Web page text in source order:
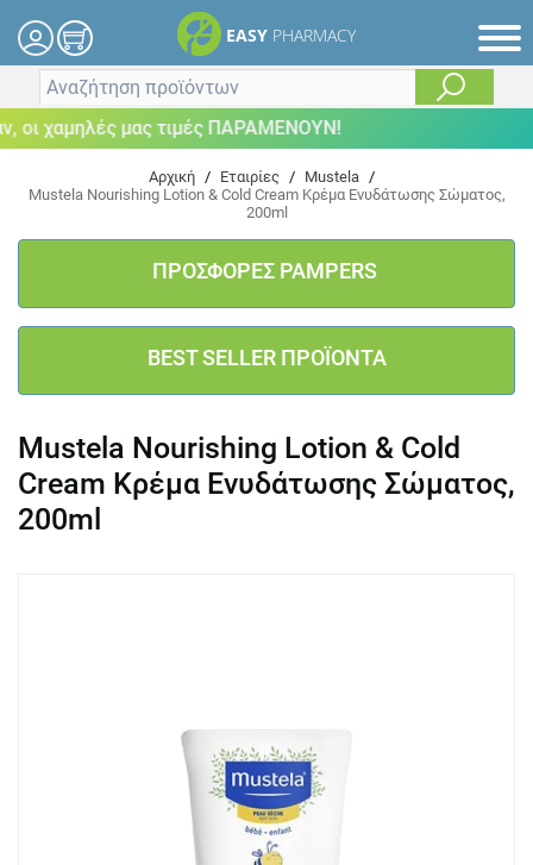
EASY PHARMACY
χαμηλές μας τιμές ΠΑΡΑΜΕΝΟΥΝ!
Αρχική / Εταιρίες / Mustela /
Mustela Nourishing Lotion & Cold Cream Κρέμα Ενυδάτωσης Σώματος,
200ml
ΠΡΟΣΦΟΡΕΣ PAMPERS
BEST SELLER ΠΡΟΪΟΝΤΑ
Mustela Nourishing Lotion & Cold
Cream Κρέμα Ενυδάτωσης Σώματος,
200ml